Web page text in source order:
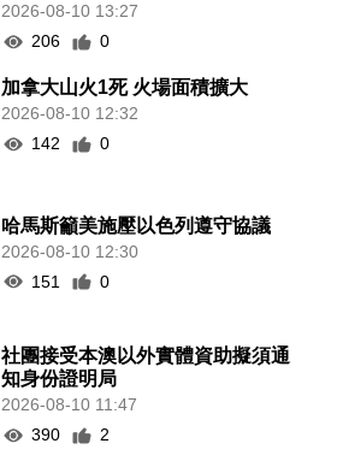
2026-08-10 13:27
206
0
加拿大山火1死 火場面積擴大
2026-08-10 12:32
142
0
哈馬斯籲美施壓以色列遵守協議
2026-08-10 12:30
151
0
社團接受本澳以外實體資助擬須通
知身份證明局
2026-08-10 11:47
390
2